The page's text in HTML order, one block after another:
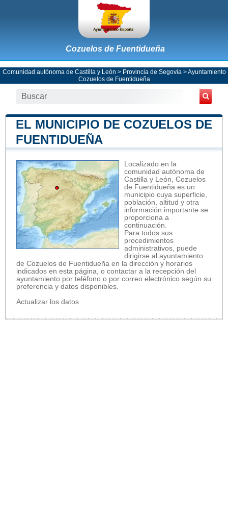
Cozuelos de Fuentidueña
Comunidad autónoma de Castilla y León > Provincia de Segovia >Ayuntamiento
Cozuelos de Fuentidueña
EL MUNICIPIO DE COZUELOS DE
FUENTIDUEÑA
Localizado en la
comunidad autónoma de
Castilla y León, Cozuelos
de Fuentidueña es un
municipio cuya superficie,
población, altitud y otra
información importante se
proporciona a
continuación.
Para todos sus
procedimientos
administrativos, puede
dirigirse al ayuntamiento
de Cozuelos de Fuentidueña en la dirección y horarios
indicados en esta página, o contactar a la recepción del
ayuntamiento por teléfono o por correo electrónico según su
preferencia y datos disponibles.
Actualizar los datos